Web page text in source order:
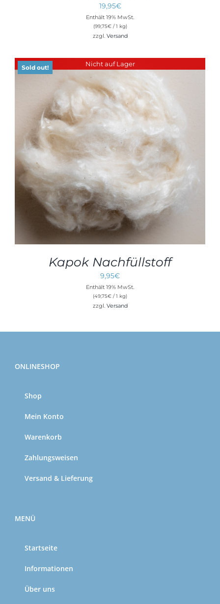
19,95€
Enthält 19% MwSt.
(99,75€/ 1 kg)
zzgl. Versand
Nicht auf Lager
Sold out!
Kapok Nachfüllstoff
9,95€
Enthält 19% MwSt.
(49,75€ / 1 kg)
zzgl. Versand
ONLINESHOP
Shop
Mein Konto
Warenkorb
Zahlungsweisen
Versand & Lieferung
MENÜ
Startseite
Informationen
Über uns